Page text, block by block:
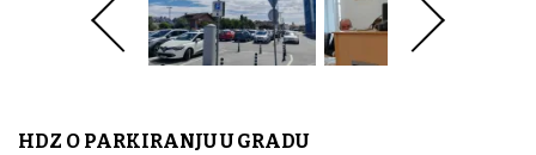
HDZ O PARKIRANJU U GRADU